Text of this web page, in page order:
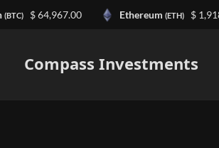
Compass Investments
(BTC) $ 64,967.00 Ethereum (ETH) $